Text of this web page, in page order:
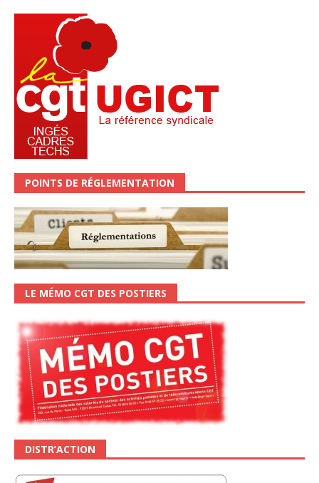
POINTS DE RÉGLEMENTATION
LE MÉMO CGT DES POSTIERS
DISTR’ACTION